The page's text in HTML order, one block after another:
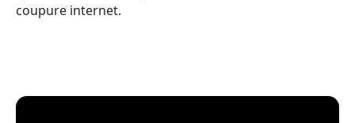
coupure internet.